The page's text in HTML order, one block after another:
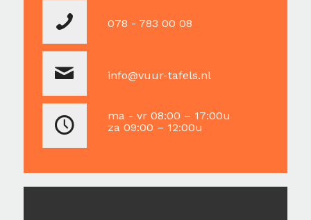
078 - 783 00 08
info@vuur-tafels.nl
ma - vr 08:00 – 17:00u
za 09:00 – 12:00u